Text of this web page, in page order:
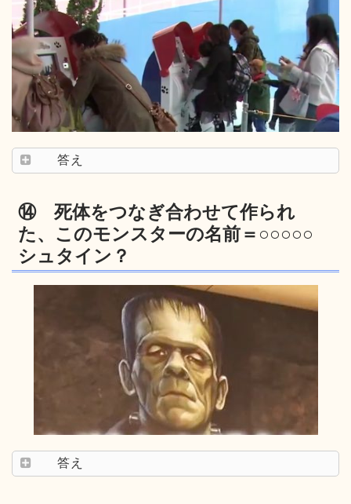
答え
⑭ 死体をつなぎ合わせて作られ
た、このモンスターの名前＝○○○○○
シュタイン？
答え